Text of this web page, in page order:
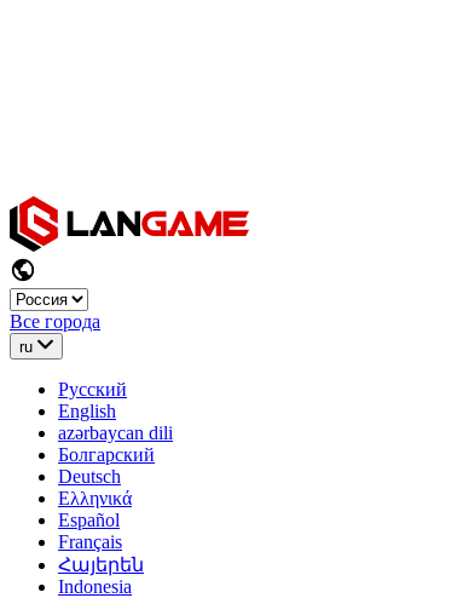
Все города
ru
Русский
English
azərbaycan dili
Болгарский
Deutsch
Ελληνικά
Español
Français
Հայերեն
Indonesia